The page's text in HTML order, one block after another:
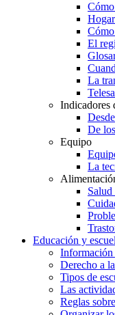
El
La
Indicadores
De
Equipo
La
Salud
Educación y
Información
Derecho a
Tipos de
Las
Reglas